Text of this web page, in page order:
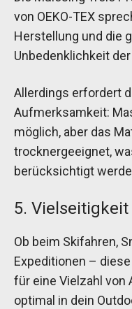
von OEKO-TEX
Herstellung und die
Unbedenklichkeit
Allerdings erfordert
Aufmerksamkeit:
möglich, aber das
trocknergeeignet,
berücksichtigt
5.
Ob beim Skifahren,
Expeditionen –
für eine Vielzahl von
optimal in dein